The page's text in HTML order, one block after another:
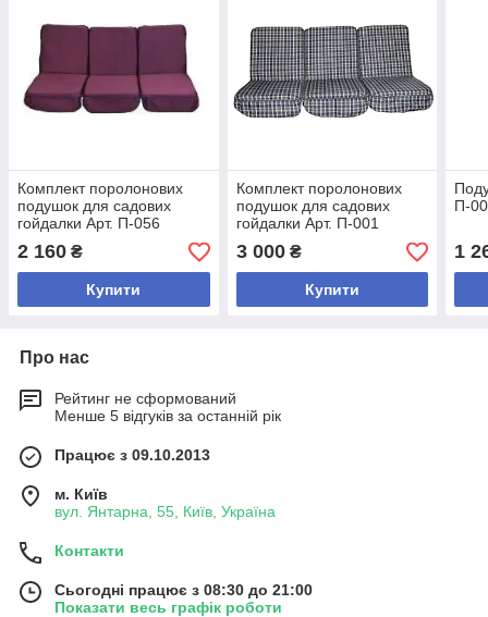
Комплект поролонових
подушок для садових
гойдалки Арт. П-056
2 160 ₴
Купити
Комплект поролонових
подушок для садових
гойдалки Арт. П-001
3 000₴
Купити
П-
1
Про нас
Рейтинг не сформований
Менше 5 відгуків за останній рік
Працює з 09.10.2013
м. Київ
вул. Янтарна, 55, Київ, Україна
Контакти
Сьогодні працює з 08:30 до 21:00
Показати весь графік роботи